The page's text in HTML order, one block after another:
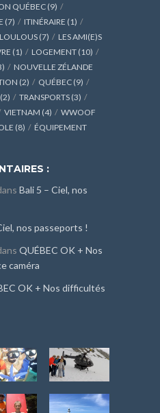
QUÉBEC (9)
(7) ITINÉRAIRE (1)
(7)
LES AMI(E)S
(1) LOGEMENT (10)
NOUVELLE ZÉLANDE
(2) QUÉBEC (9)
(2) TRANSPORTS (3)
VIETNAM (4)
WWOOF
(8)
ÉQUIPEMENT
:
Bali 5 – Ciel, nos
nos passeports !
QUÉBEC OK + Nos
caméra
OK + Nos difficultés